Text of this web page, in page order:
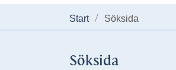
Start Söksida
Söksida